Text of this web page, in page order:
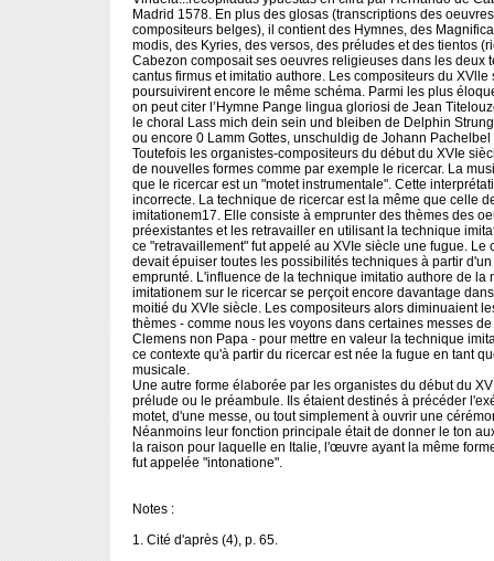
Madrid 1578. En plus des glosas (transcriptions des
compositeurs belges), il contient des Hymnes, des
modis, des Kyries, des versos, des préludes et des tientos
Cabezon composait ses oeuvres religieuses dans les deux
cantus firmus et imitatio authore. Les compositeurs du XVlle
poursuivirent encore le même schéma. Parmi les plus
on peut citer l’Hymne Pange lingua gloriosi de Jean
le choral Lass mich dein sein und bleiben de Delphin
ou encore 0 Lamm Gottes, unschuldig de Johann
Toutefois les organistes-compositeurs du début du XVIe
de nouvelles formes comme par exemple le ricercar. La
que le ricercar est un "motet instrumentale". Cette
incorrecte. La technique de ricercar est la même que celle
imitationem17. Elle consiste à emprunter des thèmes des
préexistantes et les retravailler en utilisant la technique
ce "retravaillement" fut appelé au XVIe siècle une fugue. Le
devait épuiser toutes les possibilités techniques à partir
emprunté. L'influence de la technique imitatio authore de la
imitationem sur le ricercar se perçoit encore davantage
moitié du XVIe siècle. Les compositeurs alors diminuaient
thèmes - comme nous les voyons dans certaines messes
Clemens non Papa - pour mettre en valeur la technique
ce contexte qu'à partir du ricercar est née la fugue en tant
musicale.
Une autre forme élaborée par les organistes du début du
prélude ou le préambule. Ils étaient destinés à précéder
motet, d'une messe, ou tout simplement à ouvrir une
Néanmoins leur fonction principale était de donner le ton
la raison pour laquelle en Italie, l'œuvre ayant la même
fut appelée "intonatione".
Notes :
1. Cité d'après (4), p. 65.